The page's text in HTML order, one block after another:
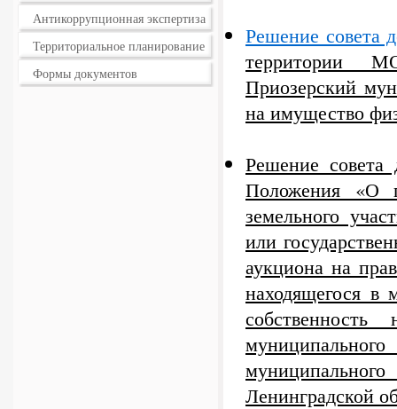
Антикоррупционная экспертиза
Территориальное планирование
Формы документов
Решение совета
территории
Приозерский
на имущество
Решение
Положения «О
земельного
или
аукциона на
находящегося в
Ленинградской